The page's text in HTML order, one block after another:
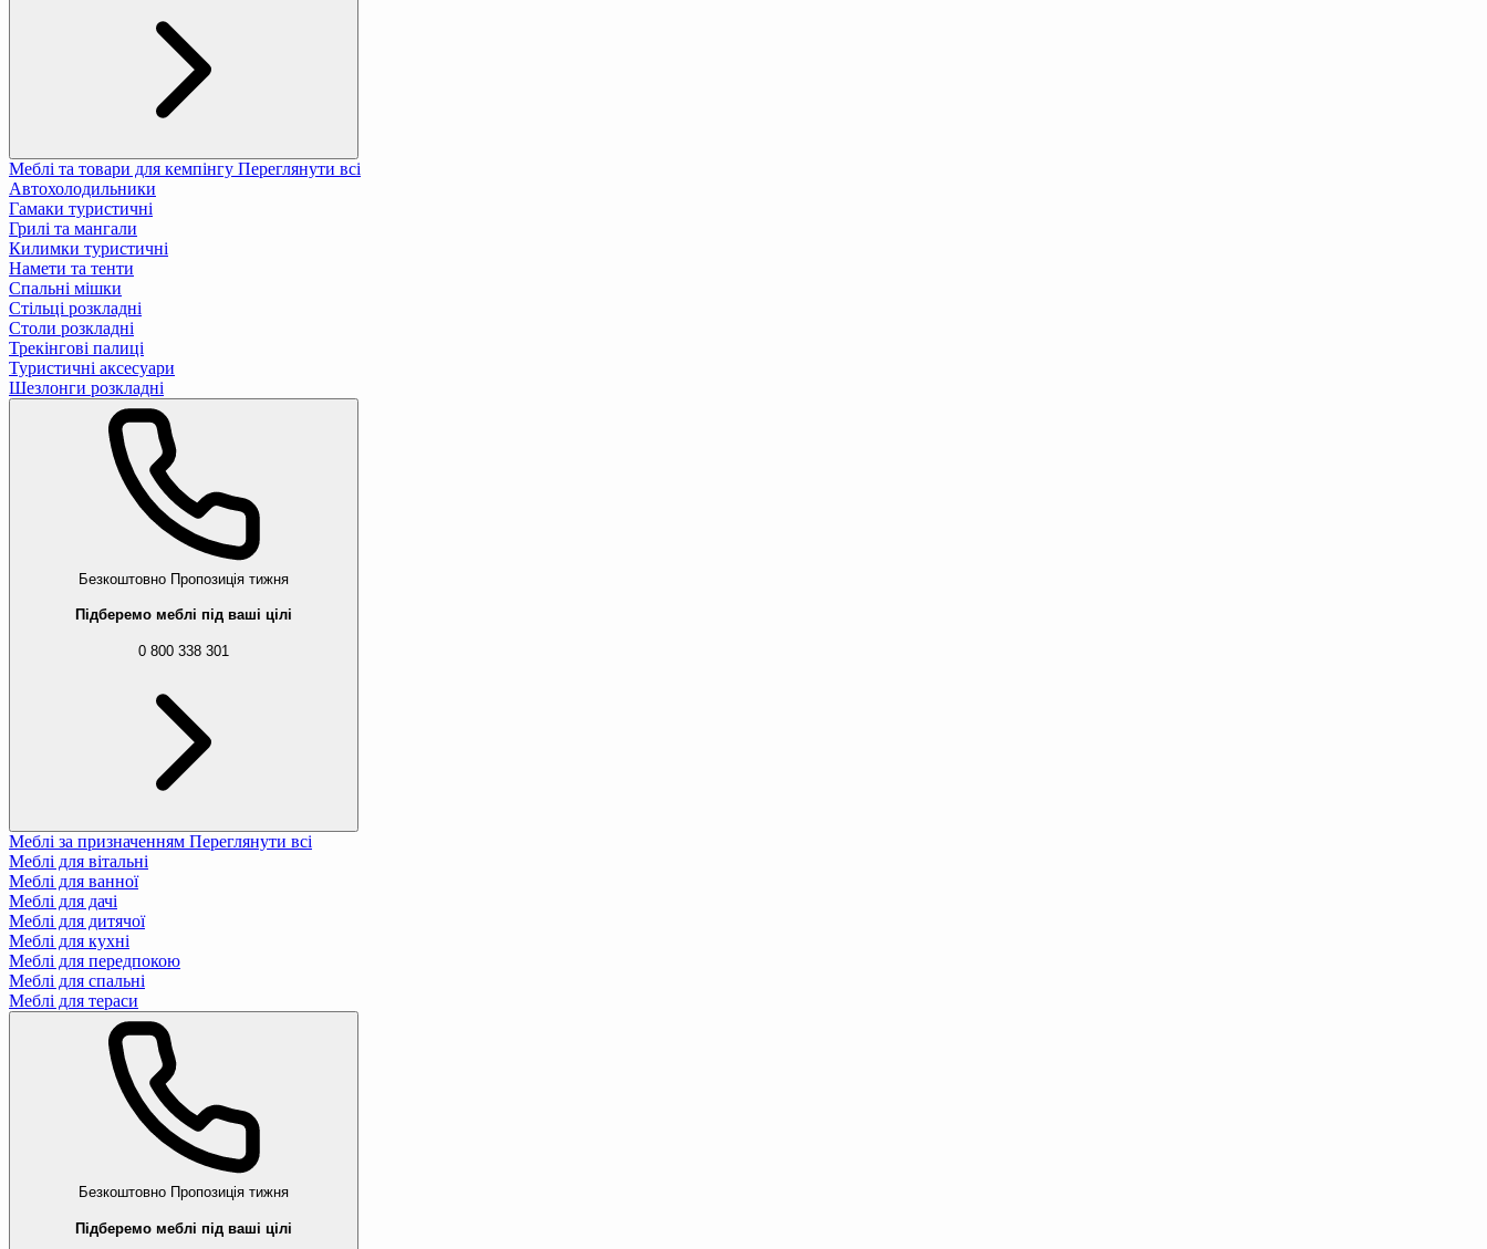
Меблі та товари для кемпінгу Переглянути всі
Автохолодильники
Гамаки туристичні
Грилі та мангали
Килимки туристичні
Намети та тенти
Спальні мішки
Стільці розкладні
Столи розкладні
Трекінгові палиці
Туристичні аксесуари
Шезлонги розкладні
Безкоштовно Пропозиція тижня
Підберемо меблі під ваші цілі
0 800 338 301
Меблі за призначенням Переглянути всі
Меблі для вітальні
Меблі для ванної
Меблі для дачі
Меблі для дитячої
Меблі для кухні
Меблі для передпокою
Меблі для спальні
Меблі для тераси
Безкоштовно Пропозиція тижня
Підберемо меблі під ваші цілі